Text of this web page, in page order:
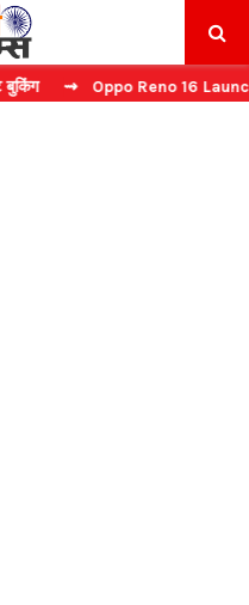
⇝ Oppo Reno 16 Launch: 2